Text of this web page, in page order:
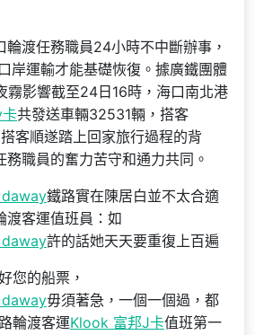
輪渡任務職員24小時不中斷辦事，
口岸運輸才能基礎恢復。據廣鐵團體
霧影響截至24日16時，海口南北港
共發送車輛32531輛，搭客
客順遂踏上回家旅行過程的背
務職員的奮力苦守和通力共同。
鐵路實在陳居白並不太合適
渡客運值班員：如
許的話她天天要重復上百遍
您的船票，
毋須著急，一個一個過，都
輪渡客運Klook 富邦J卡值班第一